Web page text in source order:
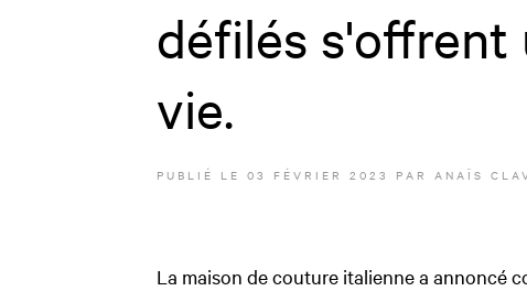
défilés s'offrent
vie.
PUBLIÉ LE 03 FÉVRIER 2023 PAR ANAÏS
La maison de couture italienne a annoncé